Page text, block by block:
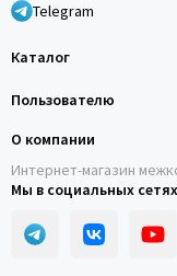
Telegram
Каталог
Пользователю
О компании
Интернет-магазин
Мы в социальных сетях